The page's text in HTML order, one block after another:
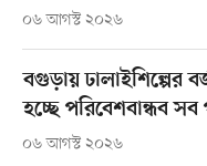
০৬ আগস্ট ২০২৬
বগুড়ায় ঢালাইশিল্পের
হচ্ছে পরিবেশবান্ধব সব
০৬ আগস্ট ২০২৬